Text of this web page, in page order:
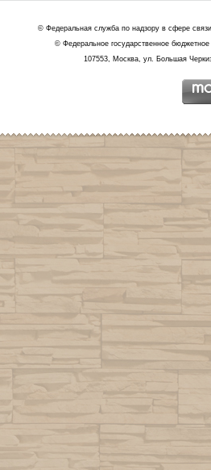
© Федеральная служба по надзору в сфере
© Федеральное государственное
107553, Москва, ул. Большая